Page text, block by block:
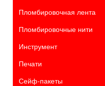
Пломбировочная лента
Пломбировочные нити
Инструмент
Печати
Сейф-пакеты